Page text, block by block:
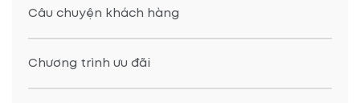
Câu chuyện khách hàng
Chương trình ưu đãi